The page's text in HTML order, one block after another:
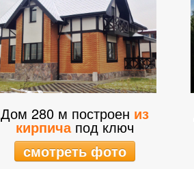
Дом 280 м построен из
кирпичапод ключ
смотреть фото